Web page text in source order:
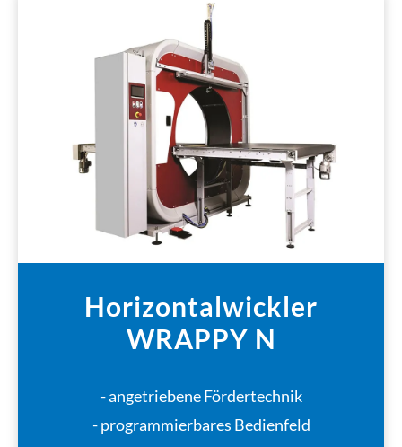
Horizontalwickler
WRAPPY N
- angetriebene Fördertechnik
- programmierbares Bedienfeld